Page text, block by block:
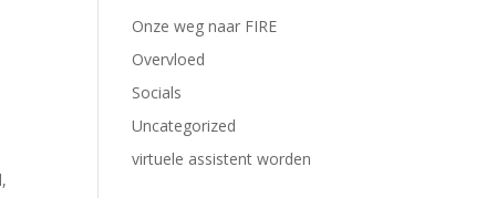
Onze weg naar FIRE
Overvloed
Socials
Uncategorized
virtuele assistent worden